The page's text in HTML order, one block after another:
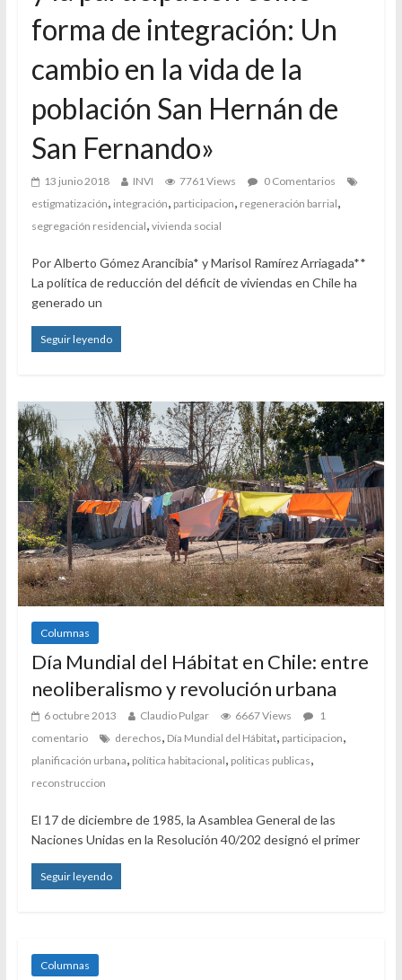
forma de integración: Un
cambio en la vida de la
población San Hernán de
San Fernando»
13 junio 2018 INVI 7761 Views
0 Comentarios
estigmatización, integración, participacion, regeneración barrial,
segregación residencial, vivienda social
Por Alberto Gómez Arancibia* y Marisol Ramírez Arriagada**
La política de reducción del déficit de viviendas en Chile ha
generado un
Seguir leyendo
Columnas
Día Mundial del Hábitat en Chile: entre
neoliberalismo y revolución urbana
6 octubre 2013 Claudio Pulgar 6667 Views
1
comentario
derechos Día Mundial del Hábitat, participacion
planificación urbana política habitacional politicas publicas
reconstruccion
El 17 de diciembre de 1985, la Asamblea General de las
Naciones Unidas en la Resolución 40/202 designó el primer
Seguir leyendo
Columnas